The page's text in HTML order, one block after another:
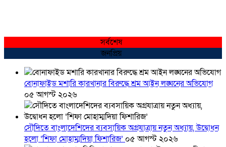
সর্বশেষ
জনপ্রিয়
বোনাফাইড মশারি কারখানার বিরুদ্ধে শ্রম আইন লঙ্ঘনের অভিযোগ
০৫ আগস্ট ২০২৬
সৌদিতে বাংলাদেশিদের ব্যবসায়িক অগ্রযাত্রায় নতুন অধ্যায়, উদ্বোধন
হলো ‘শিফা মোহাম্মদিয়া ফিশারিজ’ ০৫ আগস্ট ২০২৬